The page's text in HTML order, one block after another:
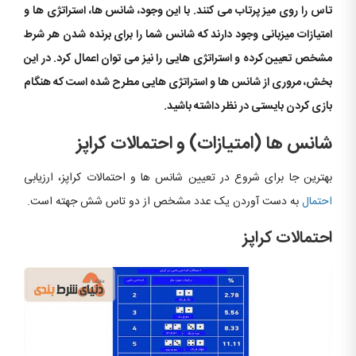
تاس را روی میز پرتاب می کنند. با این وجود، شانس ها، استراتژی ها و
امتیازات میزبانی وجود دارند که شانس شما را برای برنده شدن هر شرط
مشخص تعیین کرده و استراتژی هایی را نیز می توان اعمال کرد. در این
بخش، مروری از شانس ها و استراتژی هایی مطرح شده است که هنگام
بازی کردن بایستی در نظر داشته باشید.
شانس ها (امتیازات) و احتمالات کراپز
بهترین جا برای شروع در تعیین شانس ها و احتمالات کراپز، ارزیابی
احتمالبه دست آوردن یک عدد مشخص از دو تاس شش جهته است.
احتمالات کراپز